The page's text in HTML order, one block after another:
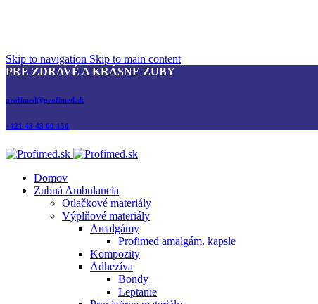
Skip to navigation Skip to main content
PRE ZDRAVÉ A KRÁSNE ZUBY
profimed@profimed.sk
+421 43 43 00 150
Domov
Zubná Ambulancia
Otlačkové materiály
Výplňové materiály
Amalgámy
Profimed amalgám. kapsle
Kompozity
Adhezíva
Bondy
Leptanie